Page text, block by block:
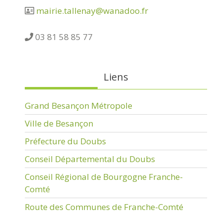
mairie.tallenay@wanadoo.fr
03 81 58 85 77
Liens
Grand Besançon Métropole
Ville de Besançon
Préfecture du Doubs
Conseil Départemental du Doubs
Conseil Régional de Bourgogne Franche-
Comté
Route des Communes de Franche-Comté